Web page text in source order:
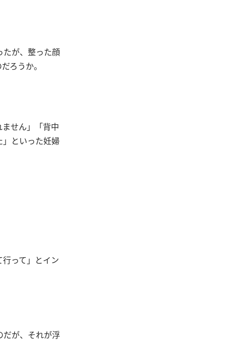
たが、整った顔
ろうか。
せん」「背中
といった妊婦
って」とイン
だが、それが浮